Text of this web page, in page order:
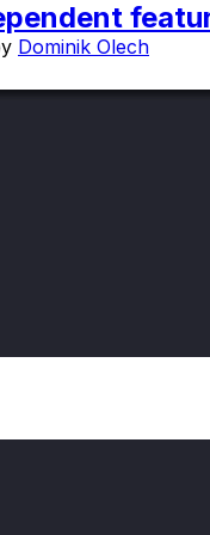
About
how can
Dominik Olech
Dominik Olech